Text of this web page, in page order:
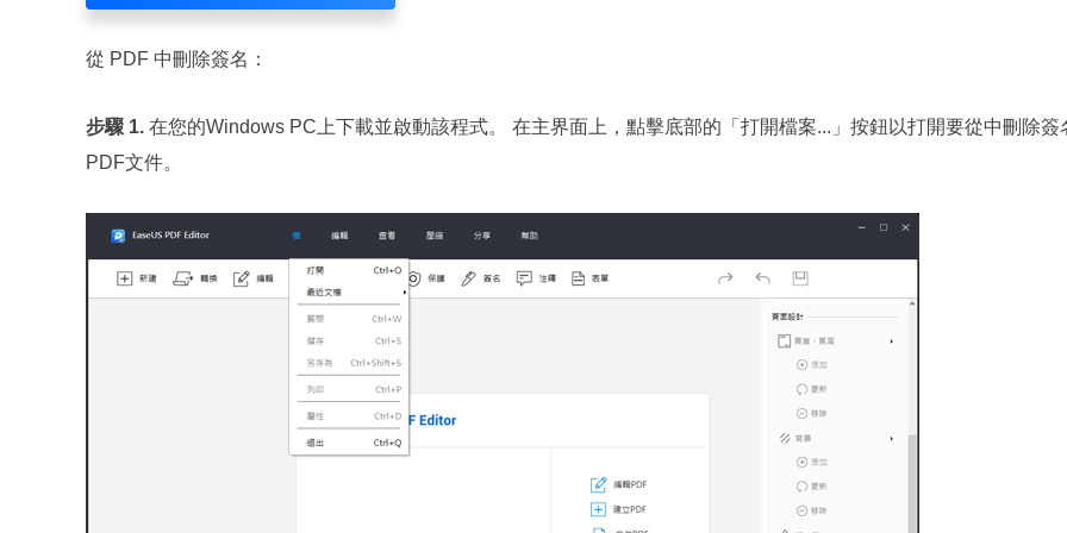
從 PDF 中刪除簽名：
步驟 1. 在您的Windows PC上下載並啟動該程式。 在主界面上，點擊底部的「打開檔案...」按鈕以打開要從中刪除簽
PDF文件。